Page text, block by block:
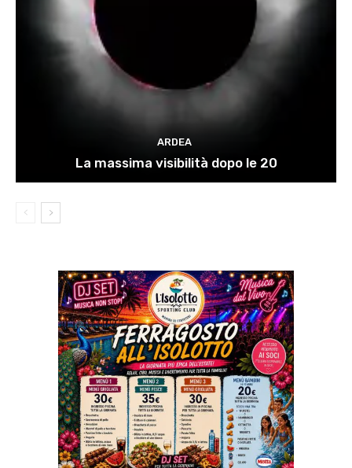
ARDEA
La massima visibilità dopo le 20